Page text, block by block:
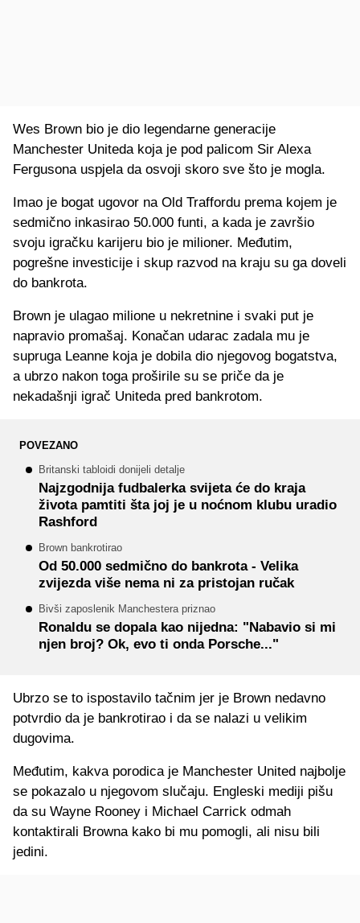
Wes Brown bio je dio legendarne generacije
Manchester Uniteda koja je pod palicom Sir Alexa
Fergusona uspjela da osvoji skoro sve što je mogla.
Imao je bogat ugovor na Old Traffordu prema kojem je
sedmično inkasirao 50.000 funti, a kada je završio
svoju igračku karijeru bio je milioner. Međutim,
pogrešne investicije i skup razvod na kraju su ga doveli
do bankrota.
Brown je ulagao milione u nekretnine i svaki put je
napravio promašaj. Konačan udarac zadala mu je
supruga Leanne koja je dobila dio njegovog bogatstva,
a ubrzo nakon toga proširile su se priče da je
nekadašnji igrač Uniteda pred bankrotom.
POVEZANO
Britanski tabloidi donijeli detalje
Najzgodnija fudbalerka svijeta će do kraja
života pamtiti šta joj je u noćnom klubu uradio
Rashford
Brown bankrotirao
Od 50.000 sedmično do bankrota - Velika
zvijezda više nema ni za pristojan ručak
Bivši zaposlenik Manchestera priznao
Ronaldu se dopala kao nijedna: "Nabavio si mi
njen broj? Ok, evo ti onda Porsche..."
Ubrzo se to ispostavilo tačnim jer je Brown nedavno
potvrdio da je bankrotirao i da se nalazi u velikim
dugovima.
Međutim, kakva porodica je Manchester United najbolje
se pokazalo u njegovom slučaju. Engleski mediji pišu
da su Wayne Rooney i Michael Carrick odmah
kontaktirali Browna kako bi mu pomogli, ali nisu bili
jedini.